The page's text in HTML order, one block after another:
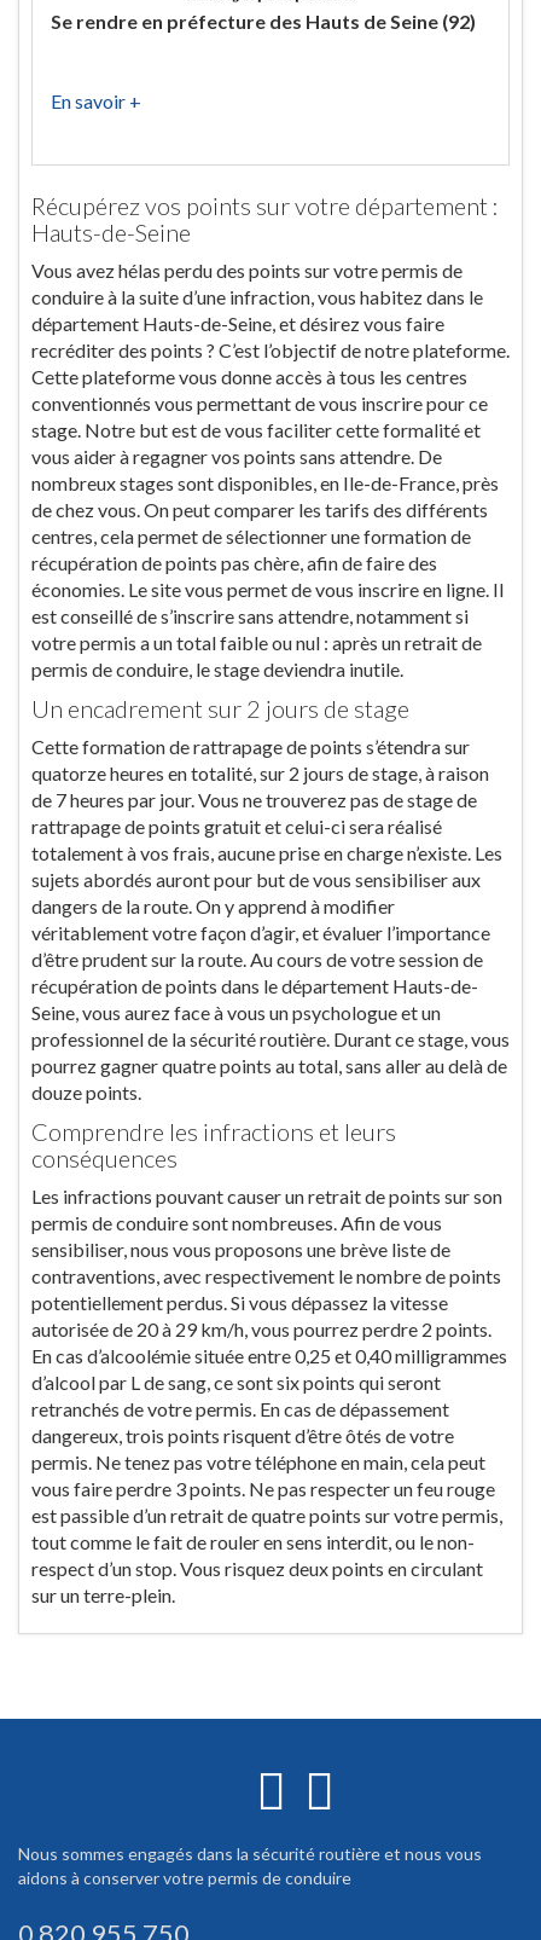
Se rendre en préfecture des Hauts de Seine (92)
En savoir +
Récupérez vos points sur votre département :
Hauts-de-Seine
Vous avez hélas perdu des points sur votre permis de
conduire à la suite d’une infraction, vous habitez dans le
département Hauts-de-Seine, et désirez vous faire
recréditer des points ? C’est l’objectif de notre plateforme.
Cette plateforme vous donne accès à tous les centres
conventionnés vous permettant de vous inscrire pour ce
stage. Notre but est de vous faciliter cette formalité et
vous aider à regagner vos points sans attendre. De
nombreux stages sont disponibles, en Ile-de-France, près
de chez vous. On peut comparer les tarifs des différents
centres, cela permet de sélectionner une formation de
récupération de points pas chère, afin de faire des
économies. Le site vous permet de vous inscrire en ligne. Il
est conseillé de s’inscrire sans attendre, notamment si
votre permis a un total faible ou nul : après un retrait de
permis de conduire, le stage deviendra inutile.
Un encadrement sur 2 jours de stage
Cette formation de rattrapage de points s’étendra sur
quatorze heures en totalité, sur 2 jours de stage, à raison
de 7 heures par jour. Vous ne trouverez pas de stage de
rattrapage de points gratuit et celui-ci sera réalisé
totalement à vos frais, aucune prise en charge n’existe. Les
sujets abordés auront pour but de vous sensibiliser aux
dangers de la route. On y apprend à modifier
véritablement votre façon d’agir, et évaluer l’importance
d’être prudent sur la route. Au cours de votre session de
récupération de points dans le département Hauts-de-
Seine, vous aurez face à vous un psychologue et un
professionnel de la sécurité routière. Durant ce stage, vous
pourrez gagner quatre points au total, sans aller au delà de
douze points.
Comprendre les infractions et leurs
conséquences
Les infractions pouvant causer un retrait de points sur son
permis de conduire sont nombreuses. Afin de vous
sensibiliser, nous vous proposons une brève liste de
contraventions, avec respectivement le nombre de points
potentiellement perdus. Si vous dépassez la vitesse
autorisée de 20 à 29 km/h, vous pourrez perdre 2 points.
En cas d’alcoolémie située entre 0,25 et 0,40 milligrammes
d’alcool par L de sang, ce sont six points qui seront
retranchés de votre permis. En cas de dépassement
dangereux, trois points risquent d’être ôtés de votre
permis. Ne tenez pas votre téléphone en main, cela peut
vous faire perdre 3 points. Ne pas respecter un feu rouge
est passible d’un retrait de quatre points sur votre permis,
tout comme le fait de rouler en sens interdit, ou le non-
respect d’un stop. Vous risquez deux points en circulant
sur un terre-plein.
Nous sommes engagés dans la sécurité routière et nous vous
aidons à conserver votre permis de conduire
0 820 955 750